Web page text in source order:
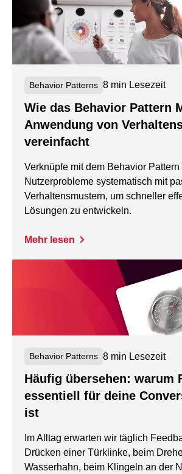
Behavior Patterns 8 min Lesezeit
Wie das Behavior Pattern
Anwendung von
vereinfacht
Verknüpfe mit dem Behavior Pattern
Nutzerprobleme systematisch mit
Verhaltensmustern, um schneller
Lösungen zu entwickeln.
Mehr lesen
Behavior Patterns 8 min Lesezeit
Häufig übersehen: warum
essentiell für deine
ist
Im Alltag erwarten wir täglich
Drücken einer Türklinke, beim
Wasserhahn, beim Klingeln an der